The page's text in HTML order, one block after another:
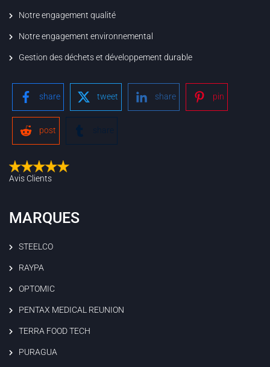
Notre engagement qualité
Notre engagement environnemental
Gestion des déchets et développement durable
share tweet share pin
post share
Avis Clients
MARQUES
STEELCO
RAYPA
OPTOMIC
PENTAX MEDICAL REUNION
TERRA FOOD TECH
PURAGUA